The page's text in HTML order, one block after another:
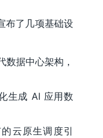
布了几项基础设
数据中心架构，
生成 AI 应用数
云原生调度引